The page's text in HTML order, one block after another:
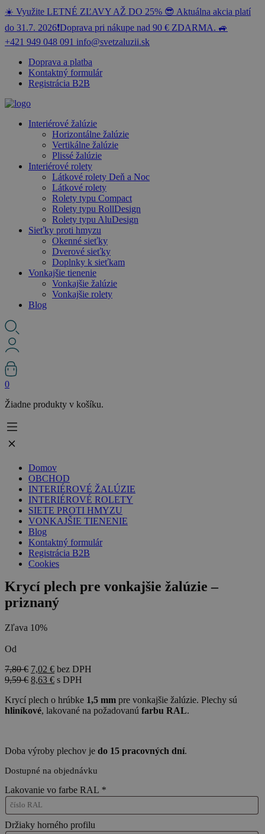
☀️ Využite LETNÉ ZĽAVY AŽ DO 25% 😎 Aktuálna akcia platí
do 31.7. 2026❗️Doprava pri nákupe nad 90 € ZDARMA. 🚙
+421 949 048 091 info@svetzaluzii.sk
Doprava a platba
Kontaktný formulár
Registrácia B2B
Interiérové žalúzie
Horizontálne žalúzie
Vertikálne žalúzie
Plissé žalúzie
Interiérové rolety
Látkové rolety Deň a Noc
Látkové rolety
Rolety typu Compact
Rolety typu RollDesign
Rolety typu AluDesign
Sieťky proti hmyzu
Okenné sieťky
Dverové sieťky
Doplnky k sieťkam
Vonkajšie tienenie
Vonkajšie žalúzie
Vonkajšie rolety
Blog
0
Žiadne produkty v košíku.
Domov
OBCHOD
INTERIÉROVÉ ŽALÚZIE
INTERIÉROVÉ ROLETY
SIETE PROTI HMYZU
VONKAJŠIE TIENENIE
Blog
Kontaktný formulár
Registrácia B2B
Cookies
Krycí plech pre vonkajšie žalúzie –
priznaný
Zľava 10%
Od
7,80€ 7,02 € bez DPH
9,59€ 8,63 € s DPH
Krycí plech o hrúbke 1,5 mm pre vonkajšie žalúzie. Plechy sú
hliníkové, lakované na požadovanú farbu RAL.
Doba výroby plechov je do 15 pracovných dní.
Dostupné na objednávku
Lakovanie vo farbe RAL *
Držiaky horného profilu